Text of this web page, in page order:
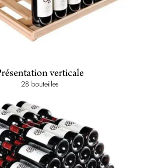
verticale
28 bouteilles